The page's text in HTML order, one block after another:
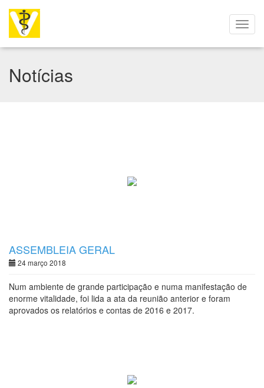
Notícias
ASSEMBLEIA GERAL
24 março 2018
Num ambiente de grande participação e numa manifestação de
enorme vitalidade, foi lida a ata da reunião anterior e foram
aprovados os relatórios e contas de 2016 e 2017.